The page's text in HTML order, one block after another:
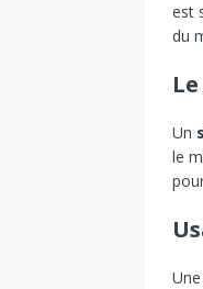
est
du
Un
le